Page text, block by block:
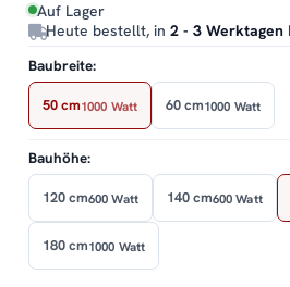
Auf Lager
Heute bestellt, in 2 - 3 Werktagen
Baubreite:
50 cm1000 Watt 60 cm1000 Watt
Bauhöhe:
120 cm600 Watt 140 cm600 Watt
180 cm1000 Watt